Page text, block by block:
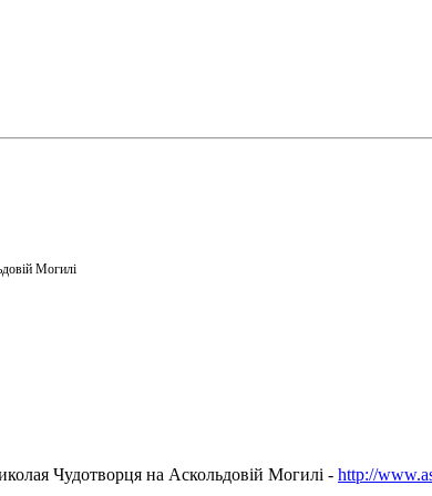
Могилі
Чудотворця на Аскольдовій Могилі - http://